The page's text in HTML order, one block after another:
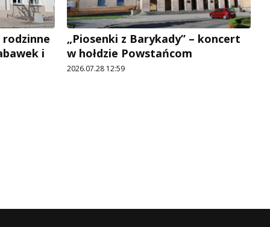
rodzinne
i
„Piosenki z Barykady” – koncert
w hołdzie Powstańcom
2026.07.28 12:59